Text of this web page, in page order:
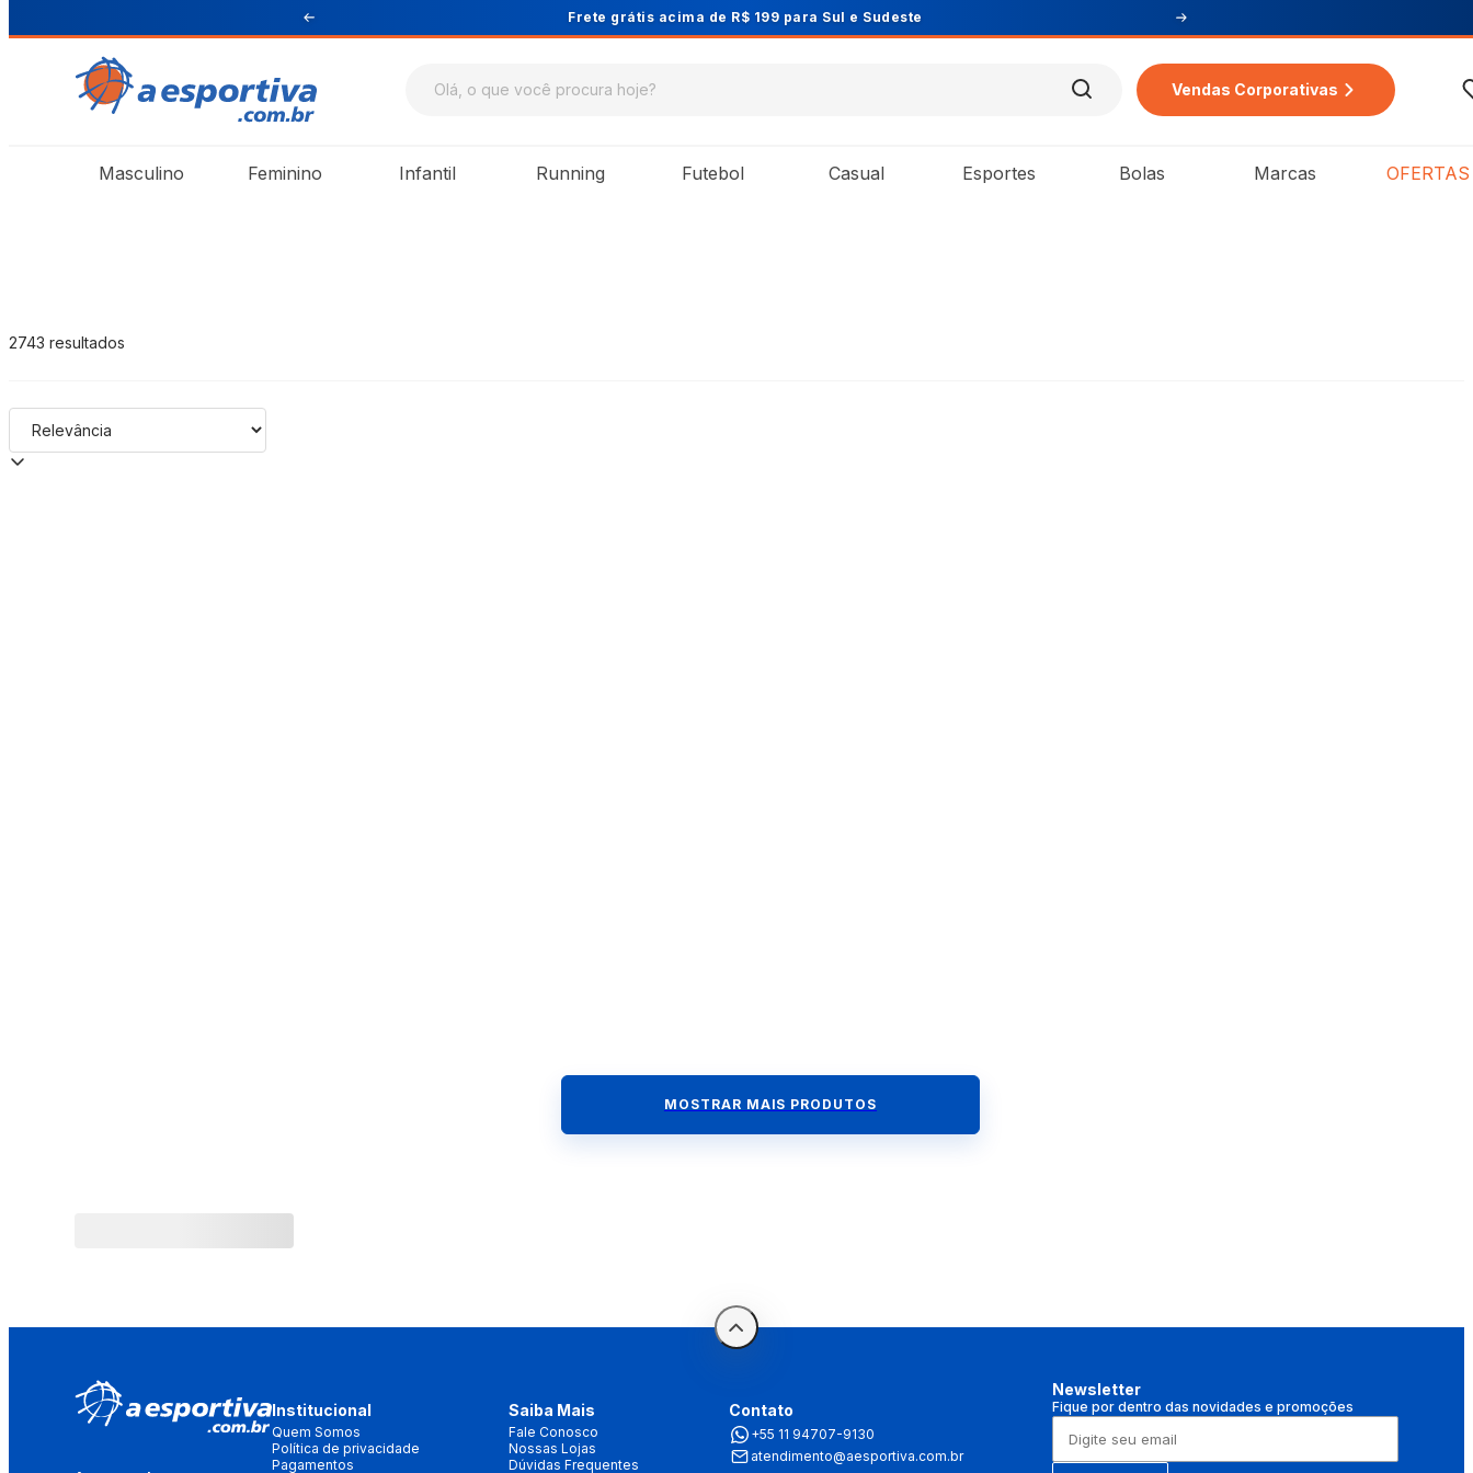
Cupom PRIMEIRA10 para 10% OFF na 1ª compra
Vendas Corporativas
Masculino Feminino Infantil Running Futebol Casual Esportes Bolas Marcas OFERTAS
2743 resultados
MOSTRAR MAIS PRODUTOS
Institucional
Quem Somos
Política de privacidade
Pagamentos
Saiba Mais
Fale Conosco
Nossas Lojas
Dúvidas Frequentes
Contato
+55 11 94707-9130
atendimento@aesportiva.com.br
Newsletter
Fique por dentro das novidades e promoções